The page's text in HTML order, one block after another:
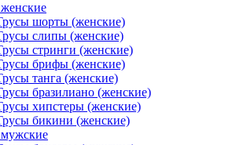
шорты (женские)
слипы (женские)
стринги (женские)
брифы (женские)
танга (женские)
бразилиано (женские)
хипстеры (женские)
бикини (женские)